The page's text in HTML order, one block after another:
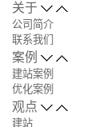
关于
公司简介
联系我们
案例
建站案例
优化案例
观点
建站